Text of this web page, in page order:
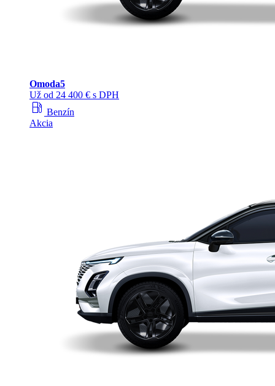
Omoda5
Už od 24 400 € s DPH
local_gas_station Benzín
Akcia